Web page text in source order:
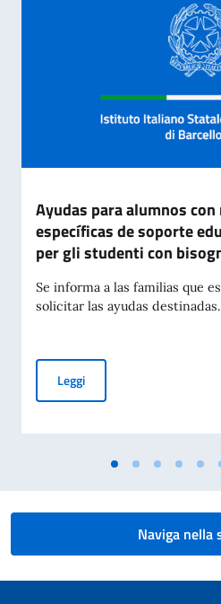
Ayudas para alumnos con
específicas de soporte
per gli studenti con
Se informa a las familias que
solicitar las ayudas
LeggiAyudas para alumnos
Naviga nella